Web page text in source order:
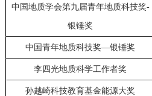
中国地质学会第九届青年地质科技奖-
银锤奖
中国青年地质科技奖—银锤奖
李四光地质科学工作者奖
孙越崎科技教育基金能源大奖